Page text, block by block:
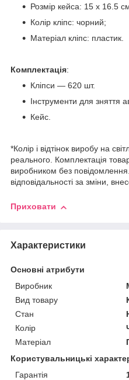
Розмір кейса: 15 х 16.5
Колір кліпс: чорний;
Матеріал кліпс: пластик.
Комплектація:
Кліпси — 620 шт.
Інструменти для зняття
Кейс.
*Колір і відтінок виробу на
реального. Комплектація
виробником без
відповідальності за зміни,
Приховати
Характеристики
Основні атрибути
Виробник
Вид товару
Стан
Колір
Матеріал
Користувальницькі
Гарантія